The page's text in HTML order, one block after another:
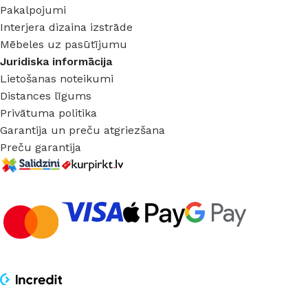
Pakalpojumi
Interjera dizaina izstrāde
Mēbeles uz pasūtījumu
Juridiska informācija
Lietošanas noteikumi
Distances līgums
Privātuma politika
Garantija un preču atgriezšana
Preču garantija